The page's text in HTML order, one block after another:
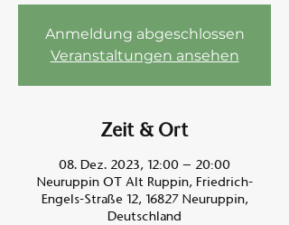
Anmeldung abgeschlossen
Veranstaltungen ansehen
Zeit & Ort
08. Dez. 2023, 12:00 – 20:00
Neuruppin OT Alt Ruppin, Friedrich-
Engels-Straße 12, 16827 Neuruppin,
Deutschland